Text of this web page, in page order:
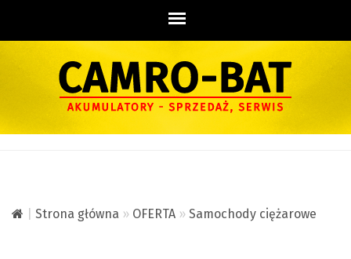
Strona główna » OFERTA » Samochody ciężarowe